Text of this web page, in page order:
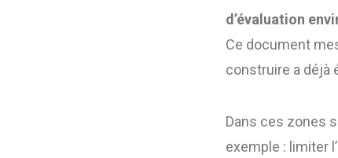
d’évaluation
Ce document
construire a déjà
Dans ces zones
exemple : limiter